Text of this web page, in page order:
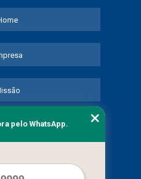
pelo WhatsApp.